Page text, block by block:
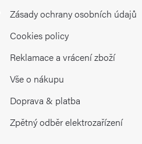
Zásady ochrany osobních údajů
Cookies policy
Reklamace a vrácení zboží
Vše o nákupu
Doprava & platba
Zpětný odběr elektrozařízení